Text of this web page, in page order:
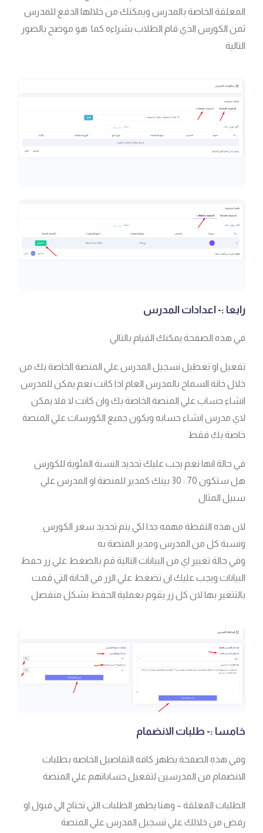
المعلقة الخاصة بالمدرس ويمكنك من خلالها الدفع للمدرس
ثمن الكورس الذي قام الطلاب بشراءه كما هو موضح بالصور
التالية
رابعا :- اعدادات المدرس
في هذه الصفحة يمكنك القيام بالتالي
تفعيل او تعطيل تسجيل المدرس علي المنصة الخاصة بك من
خلال خانة السماح بالمدرس العام اذا كانت نعم يمكن للمدرس
انشاء حساب علي المنصة الخاصة بك وان كانت لا فلا يمكن
لاي مدرس انشاء حسابه ويكون جميع الكورسات علي المنصة
خاصة بك فقط
في حالة انها نعم يجب عليك تحديد النسبة المئوية للكورس
هل ستكون 70 : 30 بينك كمدير للمنصة او المدرس علي
سبيل المثال
لان هذه النقطة مهمه جدا لكي يتم تحديد سعر الكورس
ونسبة كل من المدرس ومدير المنصة به
وفي حالة تغيير اي من البيانات التالية قم بالضغط علي زر حفظ
البيانات ويجب عليك ان تضغط علي الزر في الخانة التي قمت
بالتتغير بها لان كل زر يقوم بعملية الحفظ بشكل منفصل
خامسا :- طلبات الانضمام
وفي هذه الصفحة يظهر كافه التفاصيل الخاصه بطلبات
الانضمام من المدرسين لتفعيل حساباتهم علي المنصة
الطلبات المعلقة – وهنا يظهر الطلبات التي تحتاج الي قبول او
رفض من خلالك علي تسجيل المدرس علي المنصة